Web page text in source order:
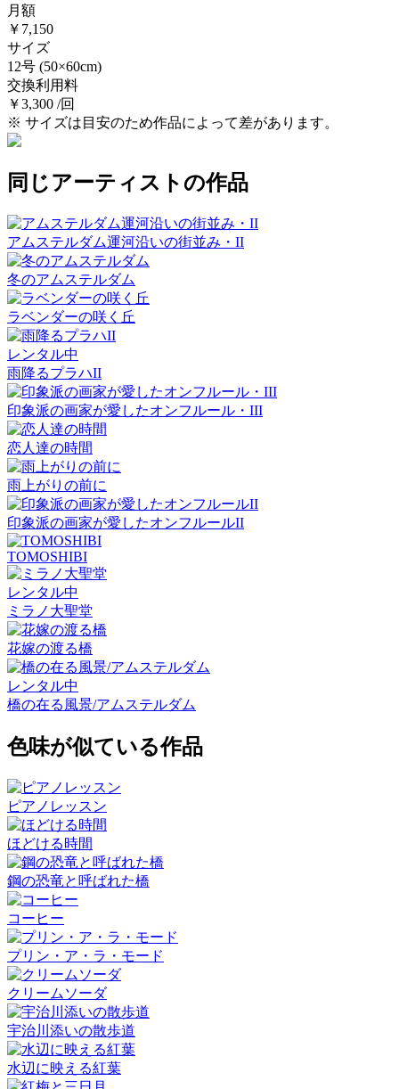
月額
￥7,150
サイズ
12号 (50×60cm)
交換利用料
￥3,300 /回
※ サイズは目安のため作品によって差があります。
同じアーティストの作品
アムステルダム運河沿いの街並み・II
冬のアムステルダム
ラベンダーの咲く丘
レンタル中
雨降るプラハII
印象派の画家が愛したオンフルール・III
恋人達の時間
雨上がりの前に
印象派の画家が愛したオンフルールII
TOMOSHIBI
レンタル中
ミラノ大聖堂
花嫁の渡る橋
レンタル中
橋の在る風景/アムステルダム
色味が似ている作品
ピアノレッスン
ほどける時間
鋼の恐竜と呼ばれた橋
コーヒー
プリン・ア・ラ・モード
クリームソーダ
宇治川添いの散歩道
水辺に映える紅葉